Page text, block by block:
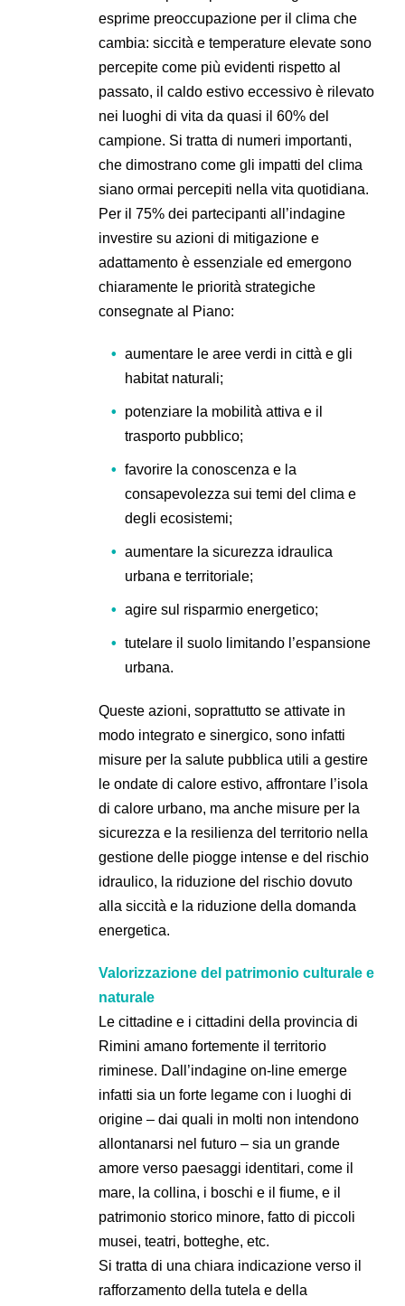
esprime preoccupazione per il clima che
cambia: siccità e temperature elevate sono
percepite come più evidenti rispetto al
passato, il caldo estivo eccessivo è rilevato
nei luoghi di vita da quasi il 60% del
campione. Si tratta di numeri importanti,
che dimostrano come gli impatti del clima
siano ormai percepiti nella vita quotidiana.
Per il 75% dei partecipanti all’indagine
investire su azioni di mitigazione e
adattamento è essenziale ed emergono
chiaramente le priorità strategiche
consegnate al Piano:
aumentare le aree verdi in città e gli
habitat naturali;
potenziare la mobilità attiva e il
trasporto pubblico;
favorire la conoscenza e la
consapevolezza sui temi del clima e
degli ecosistemi;
aumentare la sicurezza idraulica
urbana e territoriale;
agire sul risparmio energetico;
tutelare il suolo limitando l’espansione
urbana.
Queste azioni, soprattutto se attivate in
modo integrato e sinergico, sono infatti
misure per la salute pubblica utili a gestire
le ondate di calore estivo, affrontare l’isola
di calore urbano, ma anche misure per la
sicurezza e la resilienza del territorio nella
gestione delle piogge intense e del rischio
idraulico, la riduzione del rischio dovuto
alla siccità e la riduzione della domanda
energetica.
Valorizzazione del patrimonio culturale e
naturale
Le cittadine e i cittadini della provincia di
Rimini amano fortemente il territorio
riminese. Dall’indagine on-line emerge
infatti sia un forte legame con i luoghi di
origine – dai quali in molti non intendono
allontanarsi nel futuro – sia un grande
amore verso paesaggi identitari, come il
mare, la collina, i boschi e il fiume, e il
patrimonio storico minore, fatto di piccoli
musei, teatri, botteghe, etc.
Si tratta di una chiara indicazione verso il
rafforzamento della tutela e della